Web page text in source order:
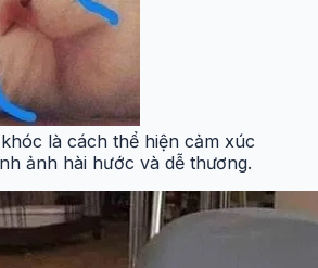
là cách thể hiện cảm xúc
ảnh hài hước và dễ thương.